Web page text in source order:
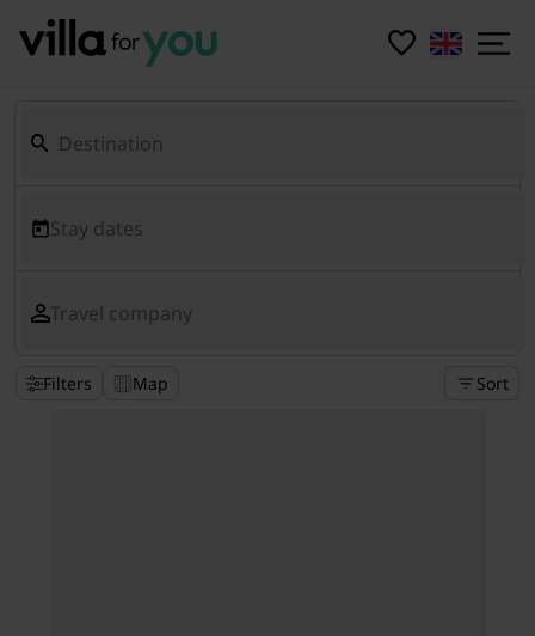
Stay dates
Travel company
Filters Map Sort